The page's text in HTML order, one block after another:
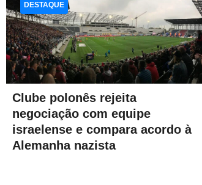
Clube polonês rejeita
negociação com equipe
israelense e compara acordo à
Alemanha nazista
DESTAQUE